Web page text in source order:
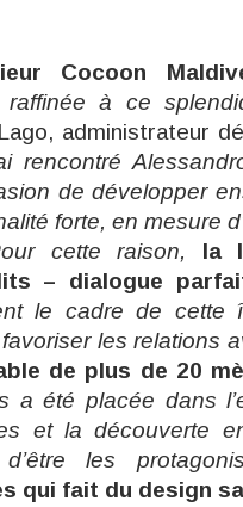
Cocoon
raffinée à ce
administrateur
rencontré
de développer
forte, en mesure
cette raison, la
– dialogue
le cadre de cette
les relations
de plus de 20
a été placée dans
et la découverte
les
qui fait du design